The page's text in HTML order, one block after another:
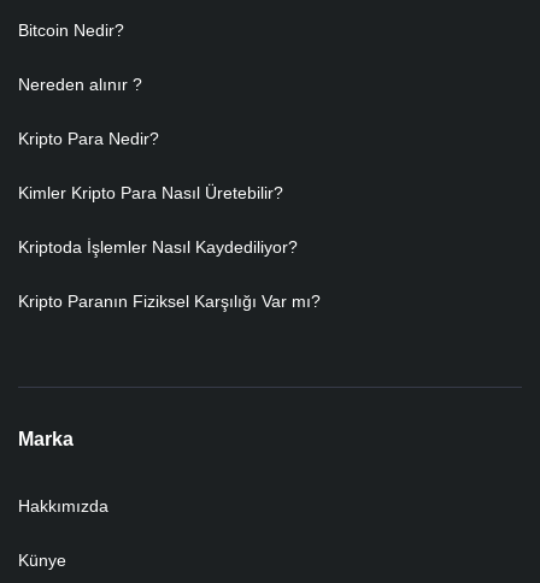
Bitcoin Nedir?
Nereden alınır ?
Kripto Para Nedir?
Kimler Kripto Para Nasıl Üretebilir?
Kriptoda İşlemler Nasıl Kaydediliyor?
Kripto Paranın Fiziksel Karşılığı Var mı?
Marka
Hakkımızda
Künye